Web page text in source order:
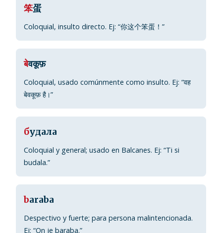
笨蛋
Coloquial, insulto directo. Ej: “你这个笨蛋！”
बेवकूफ़
Coloquial, usado comúnmente como insulto. Ej: “वह
बेवकूफ़ है।”
будала
Coloquial y general; usado en Balcanes. Ej: “Ti si
budala.”
baraba
Despectivo y fuerte; para persona malintencionada.
Ej: “On je baraba.”